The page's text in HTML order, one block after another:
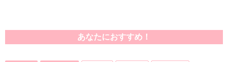
あなたにおすすめ！